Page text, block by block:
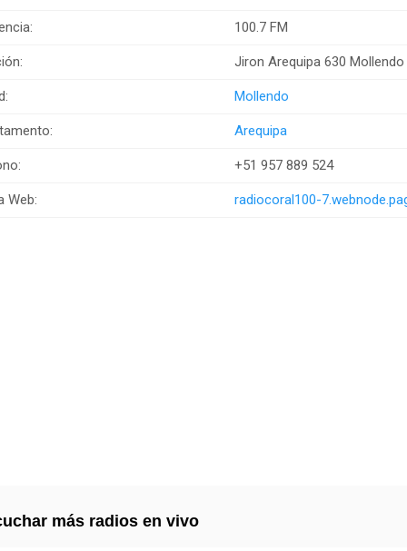
100.7 FM
Jiron Arequipa 630 Mollendo
Mollendo
Arequipa
+51 957 889 524
Web: radiocoral100-
más radios en vivo